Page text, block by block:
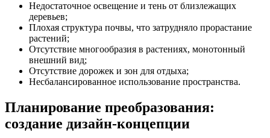
Недостаточное освещение и тень от близлежащих
деревьев;
Плохая структура почвы, что затрудняло прорастание
растений;
Отсутствие многообразия в растениях, монотонный
внешний вид;
Отсутствие дорожек и зон для отдыха;
Несбалансированное использование пространства.
Планирование преобразования:
создание дизайн-концепции